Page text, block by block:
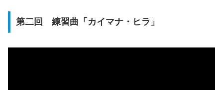
第二回 練習曲「カイマナ・ヒラ」